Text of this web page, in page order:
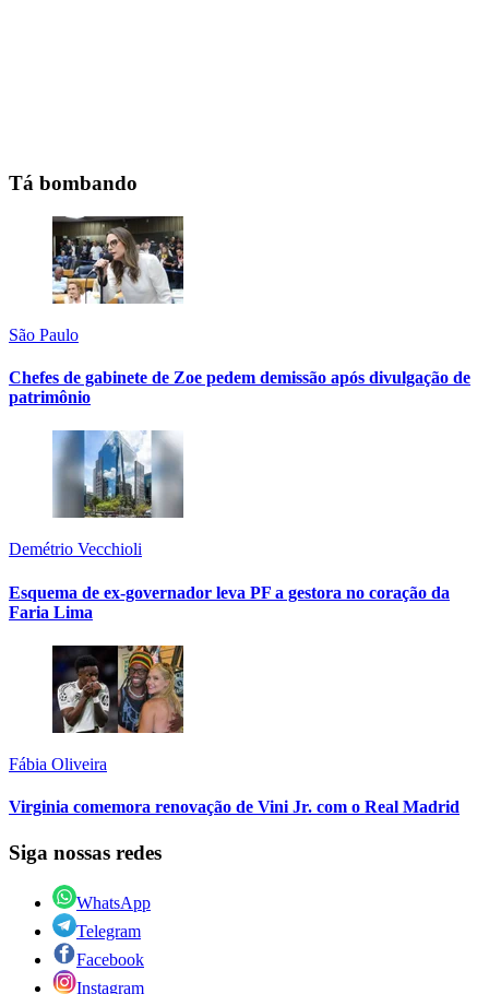
Tá bombando
São Paulo
Chefes de gabinete de Zoe pedem demissão após divulgação de
patrimônio
Demétrio Vecchioli
Esquema de ex-governador leva PF a gestora no coração da
Faria Lima
Fábia Oliveira
Virginia comemora renovação de Vini Jr. com o Real Madrid
Siga nossas redes
WhatsApp
Telegram
Facebook
Instagram